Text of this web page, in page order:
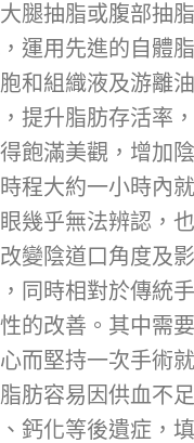
腿抽脂或腹部抽
運用先進的自體
和組織液及游離
提升脂肪存活率
飽滿美觀，增加
程大約一小時內
幾乎無法辨認，
變陰道口角度及
同時相對於傳統
的改善。其中需
而堅持一次手術
肪容易因供血不
鈣化等後遺症，